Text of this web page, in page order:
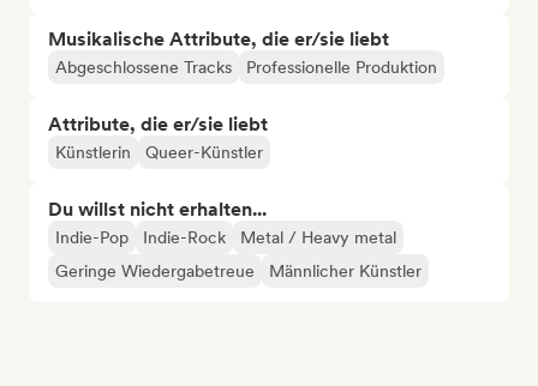
Musikalische Attribute, die er/sie liebt
Abgeschlossene Tracks Professionelle Produktion
Attribute, die er/sie liebt
Künstlerin Queer-Künstler
Du willst nicht erhalten...
Indie-Pop Indie-Rock
Metal / Heavy metal
Geringe Wiedergabetreue
Männlicher Künstler